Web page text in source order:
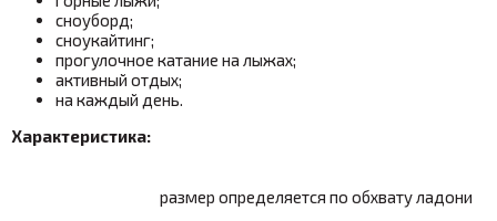
сноуборд;
сноукайтинг;
прогулочное катание на лыжах;
активный отдых;
на каждый день.
Характеристика:
размер определяется по обхвату ладони